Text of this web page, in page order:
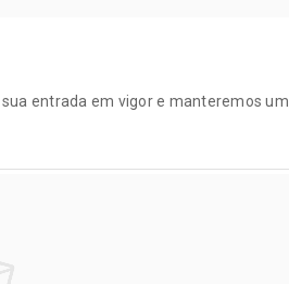
entrada em vigor e manteremos um